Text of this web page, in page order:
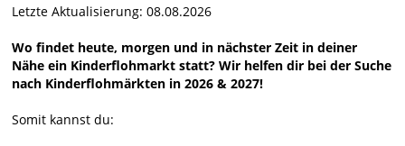
Letzte Aktualisierung: 08.08.2026
Wo findet heute, morgen und in nächster Zeit in deiner
Nähe ein Kinderflohmarkt statt? Wir helfen dir bei der Suche
nach Kinderflohmärkten in 2026 & 2027!
Somit kannst du: